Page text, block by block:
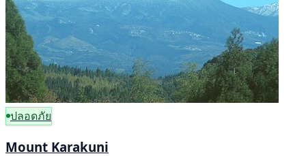
ปลอดภัย
Mount Karakuni